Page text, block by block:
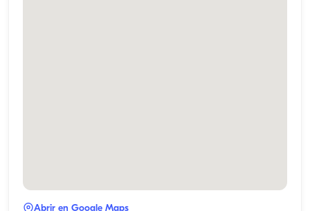
Abrir en Google Maps